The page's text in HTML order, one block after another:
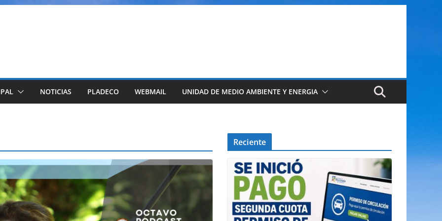
NOTICIAS PLADECO WEBMAIL UNIDAD DE MEDIO AMBIENTE Y ENERGIA
Reciente